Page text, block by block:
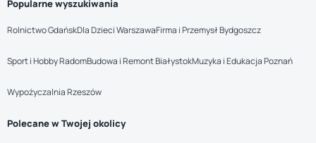
Popularne wyszukiwania
Rolnictwo GdańskDla Dzieci WarszawaFirma i Przemysł Bydgoszcz
Sport i Hobby RadomBudowa i Remont BiałystokMuzyka i Edukacja Poznań
Wypożyczalnia Rzeszów
Polecane w Twojej okolicy